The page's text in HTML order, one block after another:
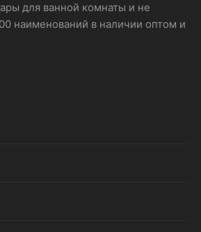
для ванной комнаты и не
наименований в наличии оптом и